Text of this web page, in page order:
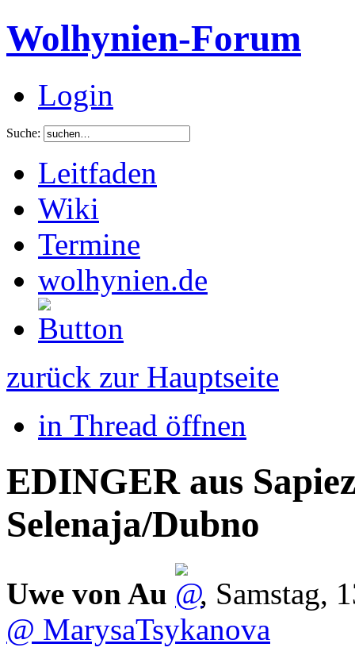
Wolhynien-Forum
Login
Suche:
Leitfaden
Wiki
Termine
wolhynien.de
zurück zur Hauptseite
in Thread öffnen
EDINGER aus
Selenaja/Dubno
Uwe von Au , Samstag,
@ MarysaTsykanova